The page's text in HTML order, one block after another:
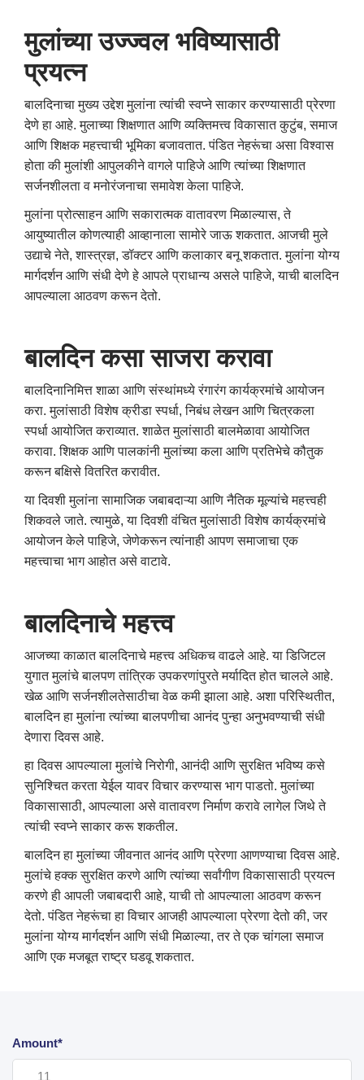
मुलांच्या उज्ज्वल भविष्यासाठी
प्रयत्न
बालदिनाचा मुख्य उद्देश मुलांना त्यांची स्वप्ने साकार करण्यासाठी प्रेरणा
देणे हा आहे. मुलाच्या शिक्षणात आणि व्यक्तिमत्त्व विकासात कुटुंब, समाज
आणि शिक्षक महत्त्वाची भूमिका बजावतात. पंडित नेहरूंचा असा विश्वास
होता की मुलांशी आपुलकीने वागले पाहिजे आणि त्यांच्या शिक्षणात
सर्जनशीलता व मनोरंजनाचा समावेश केला पाहिजे.
मुलांना प्रोत्साहन आणि सकारात्मक वातावरण मिळाल्यास, ते
आयुष्यातील कोणत्याही आव्हानाला सामोरे जाऊ शकतात. आजची मुले
उद्याचे नेते, शास्त्रज्ञ, डॉक्टर आणि कलाकार बनू शकतात. मुलांना योग्य
मार्गदर्शन आणि संधी देणे हे आपले प्राधान्य असले पाहिजे, याची बालदिन
आपल्याला आठवण करून देतो.
बालदिन कसा साजरा करावा
बालदिनानिमित्त शाळा आणि संस्थांमध्ये रंगारंग कार्यक्रमांचे आयोजन
करा. मुलांसाठी विशेष क्रीडा स्पर्धा, निबंध लेखन आणि चित्रकला
स्पर्धा आयोजित कराव्यात. शाळेत मुलांसाठी बालमेळावा आयोजित
करावा. शिक्षक आणि पालकांनी मुलांच्या कला आणि प्रतिभेचे कौतुक
करून बक्षिसे वितरित करावीत.
या दिवशी मुलांना सामाजिक जबाबदाऱ्या आणि नैतिक मूल्यांचे महत्त्वही
शिकवले जाते. त्यामुळे, या दिवशी वंचित मुलांसाठी विशेष कार्यक्रमांचे
आयोजन केले पाहिजे, जेणेकरून त्यांनाही आपण समाजाचा एक
महत्त्वाचा भाग आहोत असे वाटावे.
बालदिनाचे महत्त्व
आजच्या काळात बालदिनाचे महत्त्व अधिकच वाढले आहे. या डिजिटल
युगात मुलांचे बालपण तांत्रिक उपकरणांपुरते मर्यादित होत चालले आहे.
खेळ आणि सर्जनशीलतेसाठीचा वेळ कमी झाला आहे. अशा परिस्थितीत,
बालदिन हा मुलांना त्यांच्या बालपणीचा आनंद पुन्हा अनुभवण्याची संधी
देणारा दिवस आहे.
हा दिवस आपल्याला मुलांचे निरोगी, आनंदी आणि सुरक्षित भविष्य कसे
सुनिश्चित करता येईल यावर विचार करण्यास भाग पाडतो. मुलांच्या
विकासासाठी, आपल्याला असे वातावरण निर्माण करावे लागेल जिथे ते
त्यांची स्वप्ने साकार करू शकतील.
बालदिन हा मुलांच्या जीवनात आनंद आणि प्रेरणा आणण्याचा दिवस आहे.
मुलांचे हक्क सुरक्षित करणे आणि त्यांच्या सर्वांगीण विकासासाठी प्रयत्न
करणे ही आपली जबाबदारी आहे, याची तो आपल्याला आठवण करून
देतो. पंडित नेहरूंचा हा विचार आजही आपल्याला प्रेरणा देतो की, जर
मुलांना योग्य मार्गदर्शन आणि संधी मिळाल्या, तर ते एक चांगला समाज
आणि एक मजबूत राष्ट्र घडवू शकतात.
Amount*